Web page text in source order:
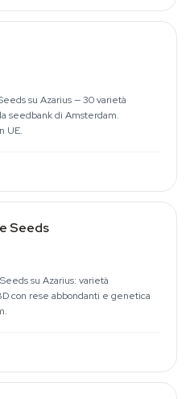
su Azarius — 30 varietà
seedbank di Amsterdam.
UE.
Seeds
su Azarius: varietà
con rese abbondanti e genetica